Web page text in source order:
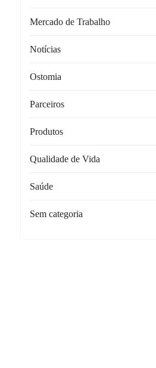
Mercado de Trabalho
Notícias
Ostomia
Parceiros
Produtos
Qualidade de Vida
Saúde
Sem categoria